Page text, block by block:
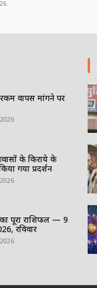
रकम वापस मांगने पर
के किराये के
गया प्रदर्शन
पूरा राशिफल — 9
रविवार